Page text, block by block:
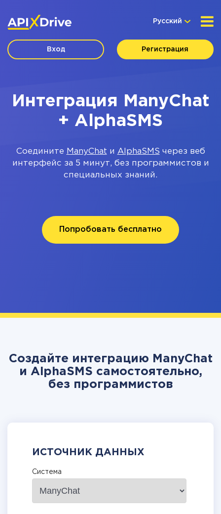
Русский
Вход Регистрация
Интеграция ManyChat
+ AlphaSMS
Соедините ManyChat и AlphaSMS через веб
интерфейс за 5 минут, без программистов и
специальных знаний.
Попробовать бесплатно
Создайте интеграцию ManyChat
и AlphaSMS самостоятельно,
без программистов
ИСТОЧНИК ДАННЫХ
Система